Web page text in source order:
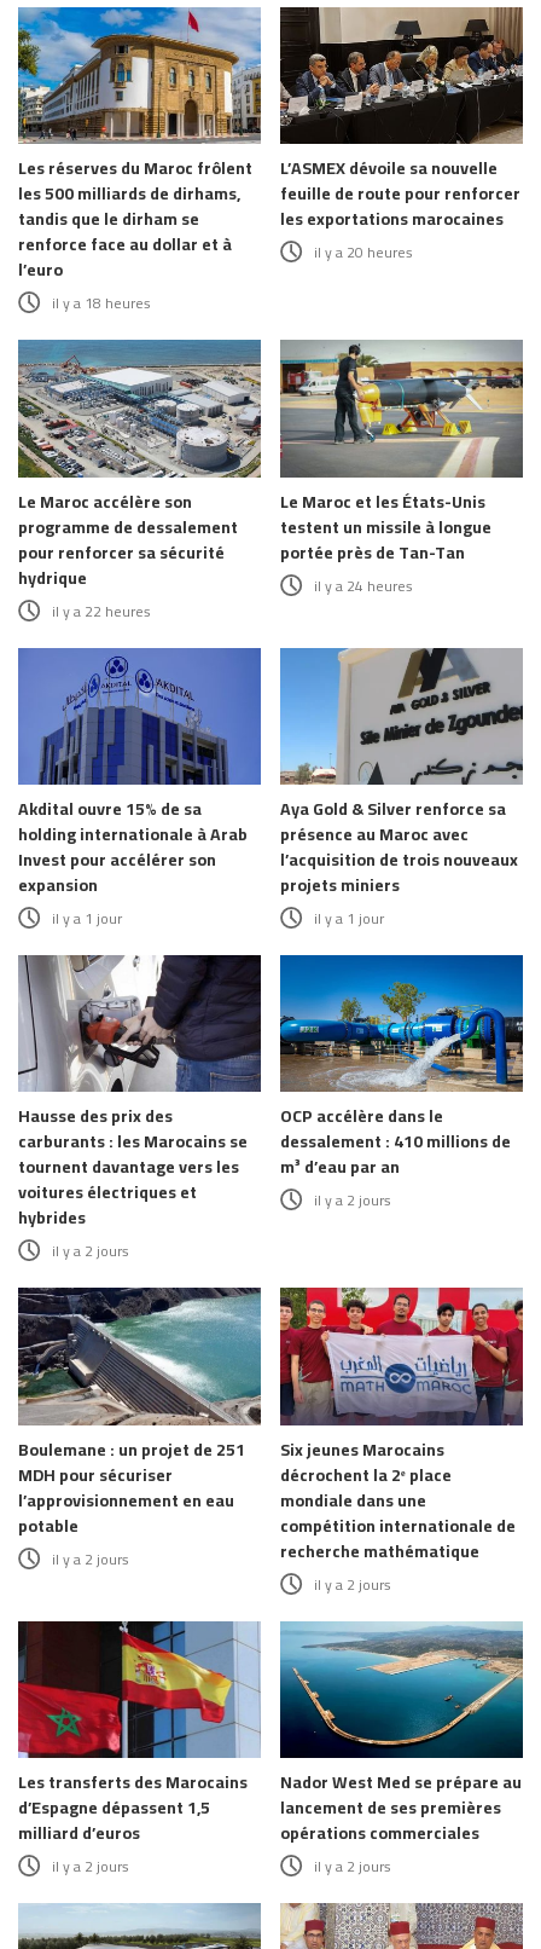
Les réserves du Maroc frôlent
les 500 milliards de dirhams,
tandis que le dirham se
renforce face au dollar et à
l’euro
il y a 18 heures
L’ASMEX dévoile sa nouvelle
feuille de route pour renforcer
les exportations marocaines
il y a 20 heures
Le Maroc accélère son
programme de dessalement
pour renforcer sa sécurité
hydrique
il y a 22 heures
Le Maroc et les États-Unis
testent un missile à longue
portée près de Tan-Tan
il y a 24 heures
Akdital ouvre 15% de sa
holding internationale à Arab
Invest pour accélérer son
expansion
il y a 1 jour
Aya Gold & Silver renforce sa
présence au Maroc avec
l’acquisition de trois nouveaux
projets miniers
il y a 1 jour
Hausse des prix des
carburants : les Marocains se
tournent davantage vers les
voitures électriques et
hybrides
il y a 2 jours
OCP accélère dans le
dessalement : 410 millions de
m³ d’eau par an
il y a 2 jours
Boulemane : un projet de 251
MDH pour sécuriser
l’approvisionnement en eau
potable
il y a 2 jours
Six jeunes Marocains
décrochent la 2ᵉ place
mondiale dans une
compétition internationale de
recherche mathématique
il y a 2 jours
Les transferts des Marocains
d’Espagne dépassent 1,5
milliard d’euros
il y a 2 jours
Nador West Med se prépare au
lancement de ses premières
opérations commerciales
il y a 2 jours